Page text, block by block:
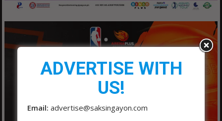
ADVERTISE WITH
US!
Email: advertise@saksingayon.com